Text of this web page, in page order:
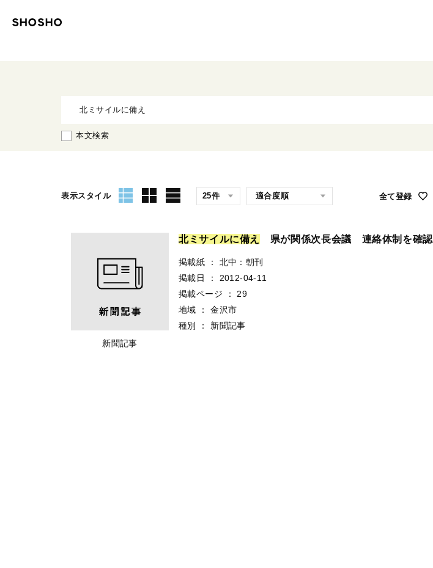
本文検索
表示スタイル 全て登録
新聞記事
北ミサイ ルに備え 県が関係次長会議 連絡体制を確認
掲載紙 ：
北中：朝刊
掲載日
：
2012-04-11
掲載ページ
：
29
地域
：
金沢市
種別
： 新聞記事